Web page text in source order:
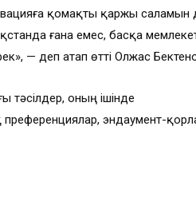
қомақты қаржы саламын
ғана емес, басқа
— деп атап өтті Олжас
тәсілдер, оның ішінде
эндаумент-